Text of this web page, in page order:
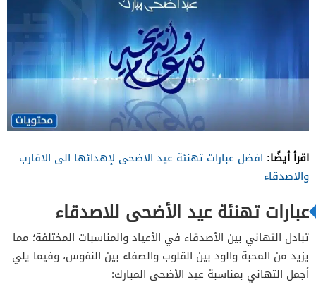
اقرأ أيضًا: افضل عبارات تهنئة عيد الاضحى لإهدائها الى الاقارب
والاصدقاء
عبارات تهنئة عيد الأضحى للاصدقاء
تبادل التهاني بين الأصدقاء في الأعياد والمناسبات المختلفة؛ مما
يزيد من المحبة والود بين القلوب والصفاء بين النفوس، وفيما يلي
أجمل التهاني بمناسبة عيد الأضحى المبارك: